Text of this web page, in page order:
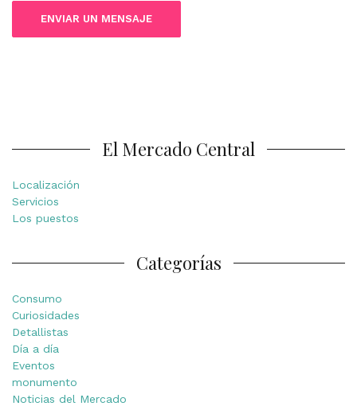
El Mercado Central
Localización
Servicios
Los puestos
Categorías
Consumo
Curiosidades
Detallistas
Día a día
Eventos
monumento
Noticias del Mercado